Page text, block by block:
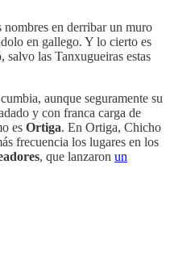
nombres en derribar un muro
en gallego. Y lo cierto es
las Tanxugueiras estas
aunque seguramente su
y con franca carga de
es Ortiga. En Ortiga, Chicho
frecuencia los lugares en los
, que lanzaron un